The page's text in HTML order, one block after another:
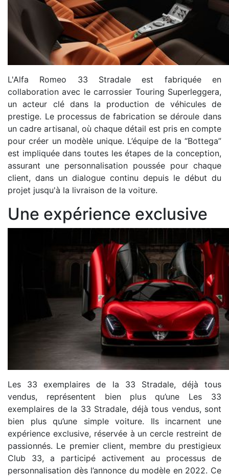
L'Alfa Romeo 33 Stradale est fabriquée en
collaboration avec le carrossier Touring Superleggera,
un acteur clé dans la production de véhicules de
prestige. Le processus de fabrication se déroule dans
un cadre artisanal, où chaque détail est pris en compte
pour créer un modèle unique. L’équipe de la “Bottega”
est impliquée dans toutes les étapes de la conception,
assurant une personnalisation poussée pour chaque
client, dans un dialogue continu depuis le début du
projet jusqu'à la livraison de la voiture.
Une expérience exclusive
Les 33 exemplaires de la 33 Stradale, déjà tous
vendus, représentent bien plus qu’une Les 33
exemplaires de la 33 Stradale, déjà tous vendus, sont
bien plus qu’une simple voiture. Ils incarnent une
expérience exclusive, réservée à un cercle restreint de
passionnés. Le premier client, membre du prestigieux
Club 33, a participé activement au processus de
personnalisation dès l’annonce du modèle en 2022. Ce